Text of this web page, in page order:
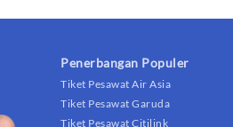
Penerbangan Populer
Tiket Pesawat Air Asia
Tiket Pesawat Garuda
Tiket Pesawat Citilink